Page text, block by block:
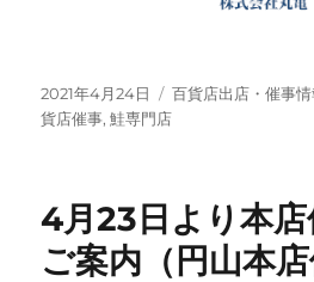
投
稿
2021年4月24日
カ
テ
百貨店出店・催事情
貨店催事,鮭専門店
4月23日より本
ご案内（円山本店